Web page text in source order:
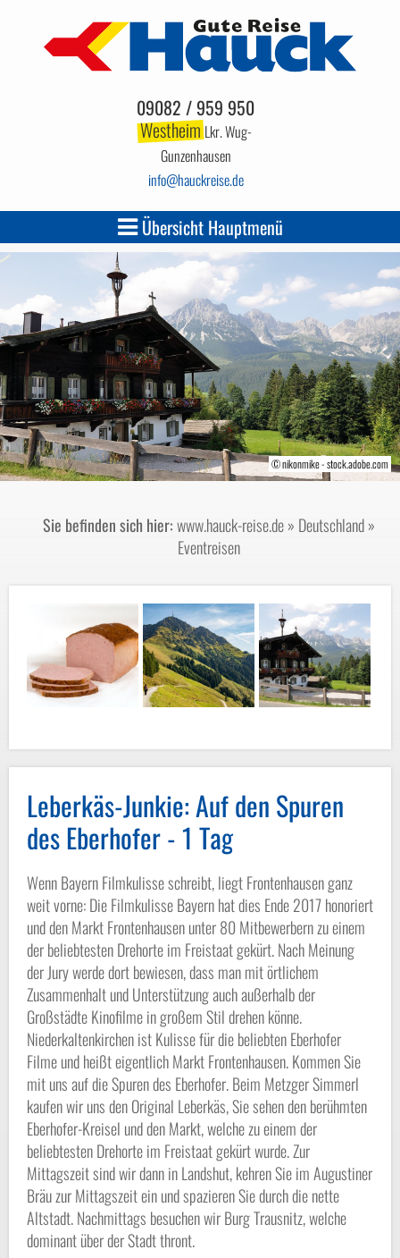
09082 / 959 950
WestheimLkr. Wug-
Gunzenhausen
info hauckreise.de
Übersicht Hauptmenü
© Edler von Rabenstein - stock.adobe.com
© nikonmike - stock.adobe.com
Sie befinden sich hier:www.hauck-reise.de» Deutschland»
Eventreisen
Leberkäs-Junkie: Auf den Spuren
des Eberhofer - 1 Tag
Wenn Bayern Filmkulisse schreibt, liegt Frontenhausen ganz
weit vorne: Die Filmkulisse Bayern hat dies Ende 2017 honoriert
und den Markt Frontenhausen unter 80 Mitbewerbern zu einem
der beliebtesten Drehorte im Freistaat gekürt. Nach Meinung
der Jury werde dort bewiesen, dass man mit örtlichem
Zusammenhalt und Unterstützung auch außerhalb der
Großstädte Kinofilme in großem Stil drehen könne.
Niederkaltenkirchen ist Kulisse für die beliebten Eberhofer
Filme und heißt eigentlich Markt Frontenhausen. Kommen Sie
mit uns auf die Spuren des Eberhofer. Beim Metzger Simmerl
kaufen wir uns den Original Leberkäs, Sie sehen den berühmten
Eberhofer-Kreisel und den Markt, welche zu einem der
beliebtesten Drehorte im Freistaat gekürt wurde. Zur
Mittagszeit sind wir dann in Landshut, kehren Sie im Augustiner
Bräu zur Mittagszeit ein und spazieren Sie durch die nette
Altstadt. Nachmittags besuchen wir Burg Trausnitz, welche
dominant über der Stadt thront.